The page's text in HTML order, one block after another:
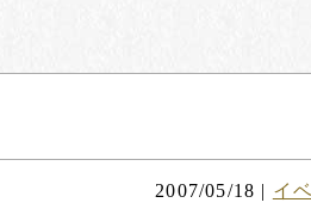
2007/05/18 | イ